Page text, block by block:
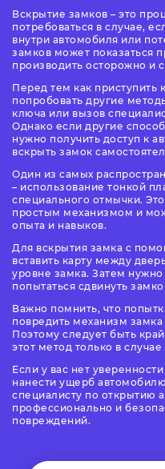
Вскрытие замков – это
потребоваться в случае,
внутри автомобиля или
замков может показаться
производить осторожно и
Перед тем как приступить
попробовать другие
ключа или вызов
Однако если другие
нужно получить доступ к
вскрыть замок
Один из самых
– использование тонкой
специального отмычки.
простым механизмом и
опыта и навыков.
Для вскрытия замка с
вставить карту между
уровне замка. Затем нужно
попытаться сдвинуть
Важно помнить, что
повредить механизм
Поэтому следует быть
этот метод только в
Если у вас нет
нанести ущерб
специалисту по открытию
профессионально и
повреждений.